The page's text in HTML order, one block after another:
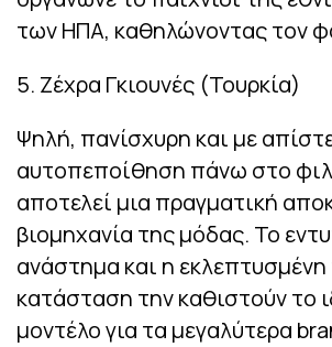
των ΗΠΑ, καθηλώνοντας τον
5. Ζέχρα Γκιουνές (Τουρκία)
Ψηλή, πανίσχυρη και με
αυτοπεποίθηση πάνω στο
αποτελεί μια πραγματική
βιομηχανία της μόδας. Το
ανάστημα και η
κατάσταση την καθιστούν το
μοντέλο για τα μεγαλύτερα